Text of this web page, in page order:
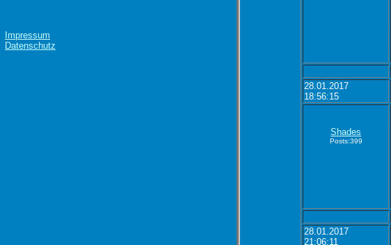
28.01.2017
18:56:15
Shades
Posts:399
28.01.2017
21:06:11
Impressum
Datenschutz